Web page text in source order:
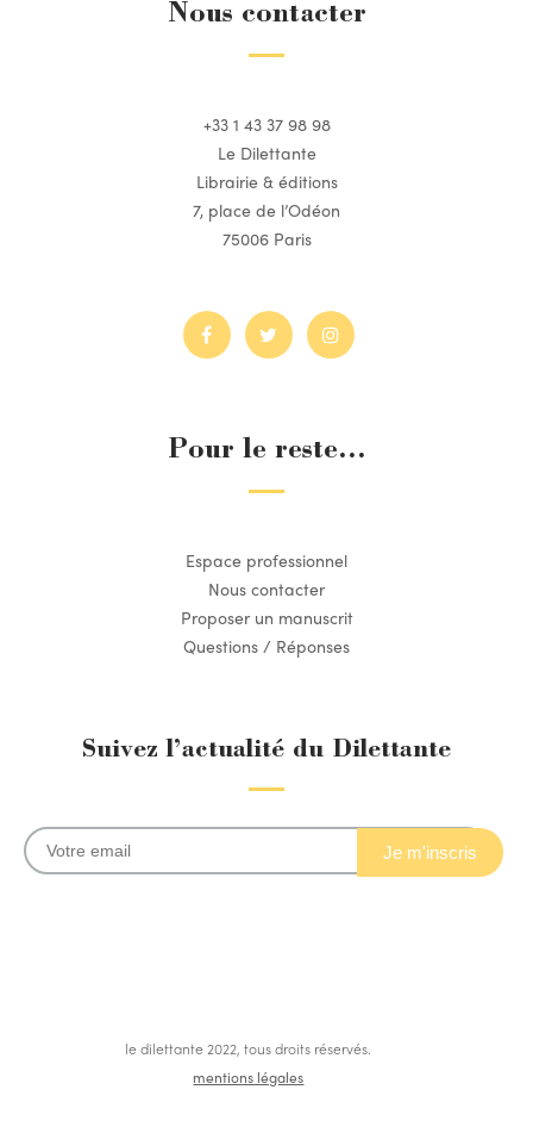
Nous contacter
+33 1 43 37 98 98
Le Dilettante
Librairie & éditions
7, place de l’Odéon
75006 Paris
Pour le reste...
Espace professionnel
Nous contacter
Proposer un manuscrit
Questions / Réponses
Suivez l’actualité du Dilettante
le dilettante 2022, tous droits réservés.
mentions légales